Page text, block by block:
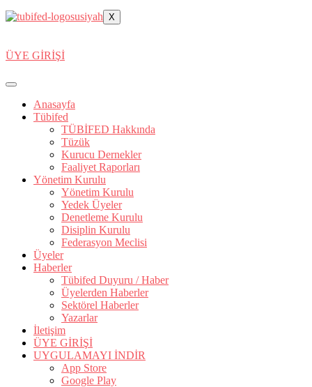
X
ÜYE GİRİŞİ
Anasayfa
Tübifed
TÜBİFED Hakkında
Tüzük
Kurucu Dernekler
Faaliyet Raporları
Yönetim Kurulu
Yönetim Kurulu
Yedek Üyeler
Denetleme Kurulu
Disiplin Kurulu
Federasyon Meclisi
Üyeler
Haberler
Tübifed Duyuru / Haber
Üyelerden Haberler
Sektörel Haberler
Yazarlar
İletişim
ÜYE GİRİŞİ
UYGULAMAYI İNDİR
App Store
Google Play